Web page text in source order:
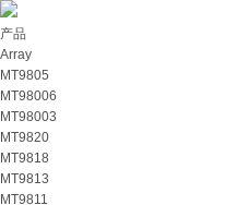
产品
Array
MT9805
MT98006
MT98003
MT9820
MT9818
MT9813
MT9811